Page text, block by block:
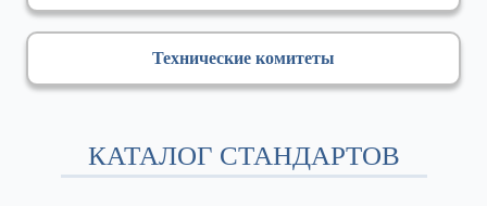
Технические комитеты
КАТАЛОГ СТАНДАРТОВ